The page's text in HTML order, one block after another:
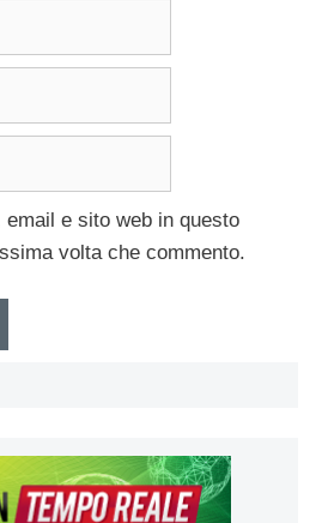
e sito web in questo
volta che commento.